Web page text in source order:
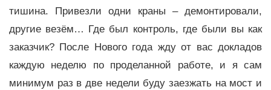
тишина. Привезли одни краны – демонтировали,
другие везём… Где был контроль, где были вы как
заказчик? После Нового года жду от вас докладов
каждую неделю по проделанной работе, и я сам
минимум раз в две недели буду заезжать на мост и